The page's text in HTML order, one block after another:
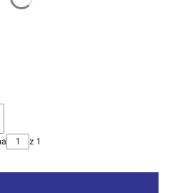
z 1